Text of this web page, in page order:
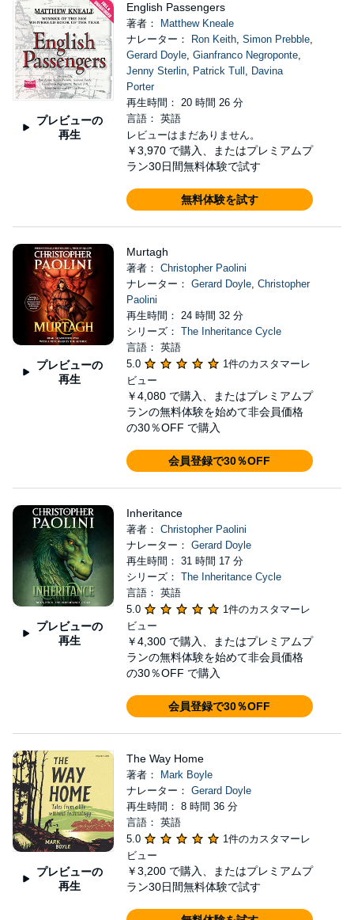
プレビューの
再生
English Passengers
著者：
Matthew Kneale
ナレーター：
Ron Keith, Simon Prebble,
Gerard Doyle, Gianfranco Negroponte,
Jenny Sterlin, Patrick Tull , Davina
Porter
再生時間： 20 時間 26 分
言語： 英語
レビューはまだありません。
￥3,970 で購入、またはプレミアムプ
ラン30日間無料体験で試す
無料体験を試す
プレビューの
再生
Murtagh
著者： Christopher Paolini
ナレーター： Gerard Doyle, Christopher
Paolini
再生時間： 24 時間 32 分
シリーズ： The Inheritance Cycle
言語： 英語
5.0
1件のカスタマーレ
ビュー
￥4,080 で購入、またはプレミアムプ
ランの無料体験を始めて非会員価格
の30％OFF で購入
会員登録で30％OFF
プレビューの
再生
Inheritance
著者： Christopher Paolini
ナレーター： Gerard Doyle
再生時間： 31 時間 17 分
シリーズ： The Inheritance Cycle
言語： 英語
5.0
1件のカスタマーレ
ビュー
￥4,300 で購入、またはプレミアムプ
ランの無料体験を始めて非会員価格
の30％OFF で購入
会員登録で30％OFF
プレビューの
再生
The Way Home
著者：
Mark Boyle
ナレーター： Gerard Doyle
再生時間： 8 時間 36 分
言語： 英語
5.0
1件のカスタマーレ
ビュー
￥3,200 で購入、またはプレミアムプ
ラン30日間無料体験で試す